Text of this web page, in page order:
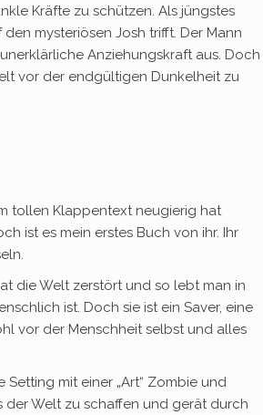
Kräfte zu schützen. Als jüngstes
mysteriösen Josh trifft. Der Mann
Anziehungskraft aus. Doch
vor der endgültigen Dunkelheit zu
tollen Klappentext neugierig hat
ist es mein erstes Buch von ihr. Ihr
die Welt zerstört und so lebt man in
ist. Doch sie ist ein Saver, eine
vor der Menschheit selbst und alles
mit einer „Art“ Zombie und
der Welt zu schaffen und gerät durch